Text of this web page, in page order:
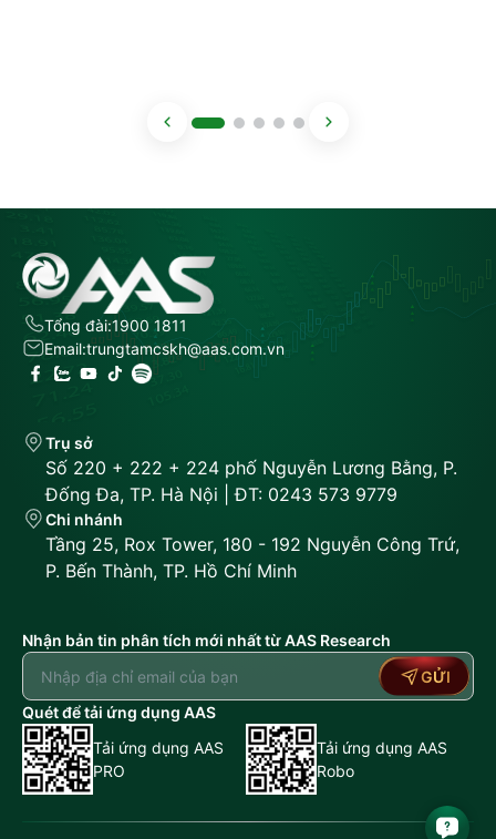
Tổng đài:1900 1811
Email:trungtamcskh@aas.com.vn
Trụ sở
Số 220 + 222 + 224 phố Nguyễn Lương Bằng, P.
Đống Đa, TP. Hà Nội | ĐT: 0243 573 9779
Chi nhánh
Tầng 25, Rox Tower, 180 - 192 Nguyễn Công Trứ,
P. Bến Thành, TP. Hồ Chí Minh
Nhận bản tin phân tích mới nhất từ AAS Research
GỬI
Quét để tải ứng dụng AAS
Tải ứng dụng AAS
PRO
Tải ứng dụng AAS
Robo